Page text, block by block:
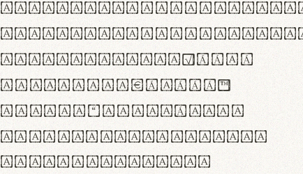
#0123456789%+−×÷=±
<>()[]{}|€£$¥©®™
,.!?:;…~^*'"°&@/\
rn m cl d cj g vv w
Il1 Oo0 dbqp 8B